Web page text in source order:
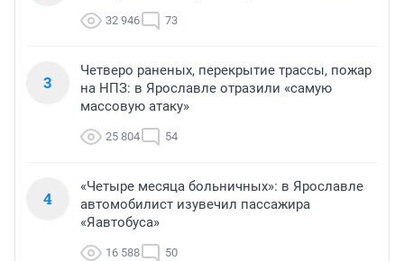
32 946 73
3
Четверо раненых, перекрытие трассы, пожар
на НПЗ: в Ярославле отразили «самую
массовую атаку»
25 804 54
4
«Четыре месяца больничных»: в Ярославле
автомобилист изувечил пассажира
«Яавтобуса»
16 588 50